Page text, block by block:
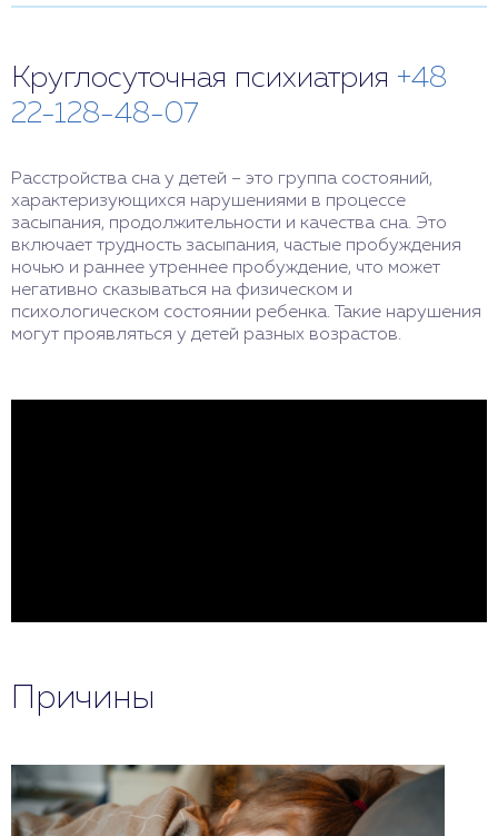
Круглосуточная психиатрия +48
22-128-48-07
Расстройства сна у детей – это группа состояний,
характеризующихся нарушениями в процессе
засыпания, продолжительности и качества сна. Это
включает трудность засыпания, частые пробуждения
ночью и раннее утреннее пробуждение, что может
негативно сказываться на физическом и
психологическом состоянии ребенка. Такие нарушения
могут проявляться у детей разных возрастов.
Причины